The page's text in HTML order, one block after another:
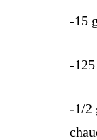
-15
-
-1/2